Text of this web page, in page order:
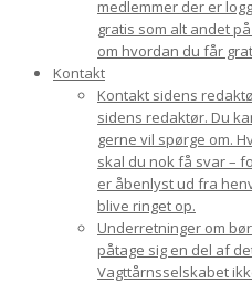
medlemmer der er
gratis som alt andet
om hvordan du får
Kontakt
Kontakt sidens
sidens redaktør. Du
gerne vil spørge om.
skal du nok få svar –
er åbenlyst ud fra
blive ringet op.
Underretninger om
påtage sig en del af
Vagttårnsselskabet